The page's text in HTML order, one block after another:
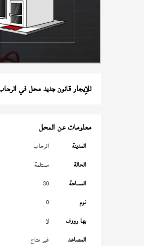
للإيجار قانون جديد محل في الرحاب
معلومات عن المحل
المدينة الرحاب
الحالة
مستلمة
المساحة
80
نوم
0
بها رووف
لا
المصاعد
غير متاح